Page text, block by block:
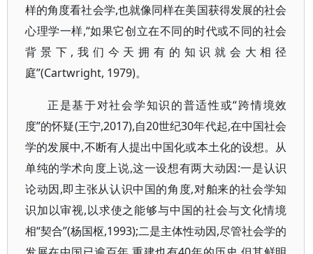
样的角度看社会学,也就像同样在美国获得发展的社会
心理学一样,“如果它创立在不同的时代或不同的社会
背景下,我们今天拥有的知识就会大相径
庭”(Cartwright, 1979)。
正是基于对社会学知识的普适性或“跨情境效
度”的怀疑(王宁,2017),自20世纪30年代起,在中国社会
学的发展中,不断有人提出中国化或本土化的设想。从
单纯的学术向度上说,这一设想有两大动因:一是认识
论动因,即主张从认识中国的角度,对舶来的社会学知
识加以审视,以求使之能够与中国的社会与文化情境
相“契合”(杨国枢,1993);二是主体性动因,尽管社会学的